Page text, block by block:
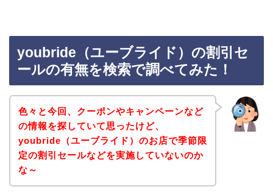
youbride（ユーブライド）の割引セ
ールの有無を検索で調べてみた！
色々と今回、クーポンやキャンペーンなど
の情報を探していて思ったけど、
youbride（ユーブライド）のお店で季節限
定の割引セールなどを実施していないのか
な～